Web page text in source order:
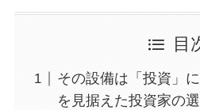
目
その設備は「投資」
を見据えた投資家の